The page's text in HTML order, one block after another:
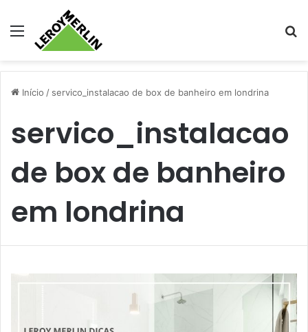
Menu
Início / servico_instalacao de box de banheiro em londrina
servico_instalacao
de box de banheiro
em londrina